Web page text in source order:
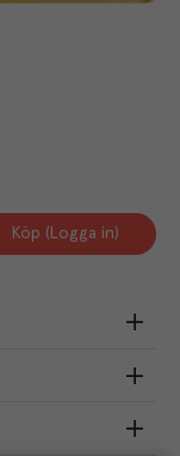
Köp (Logga in)